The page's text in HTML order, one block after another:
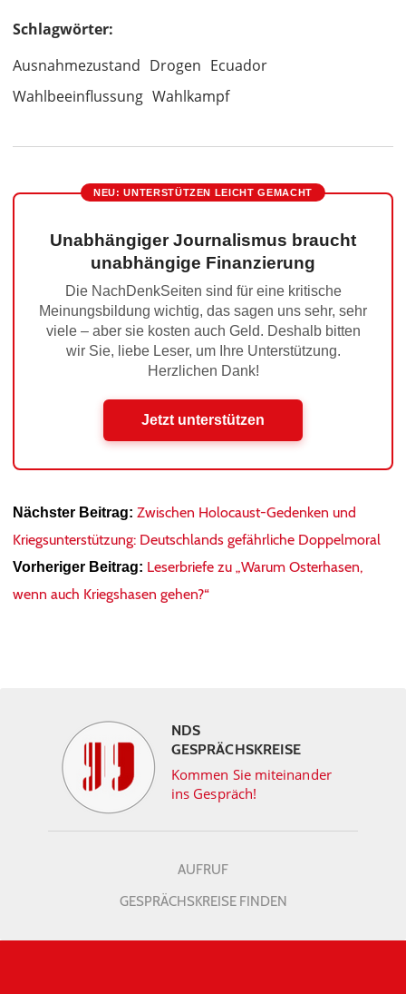
Schlagwörter:
Ausnahmezustand Drogen Ecuador
Wahlbeeinflussung Wahlkampf
NEU: UNTERSTÜTZEN LEICHT GEMACHT
Unabhängiger Journalismus braucht
unabhängige Finanzierung
Die NachDenkSeiten sind für eine kritische
Meinungsbildung wichtig, das sagen uns sehr, sehr
viele – aber sie kosten auch Geld. Deshalb bitten
wir Sie, liebe Leser, um Ihre Unterstützung.
Herzlichen Dank!
Jetzt unterstützen
Nächster Beitrag: Zwischen Holocaust-Gedenken und
Kriegsunterstützung: Deutschlands gefährliche Doppelmoral
Vorheriger Beitrag: Leserbriefe zu „Warum Osterhasen,
wenn auch Kriegshasen gehen?“
NDS
GESPRÄCHSKREISE
Kommen Sie miteinander
ins Gespräch!
AUFRUF
GESPRÄCHSKREISE FINDEN